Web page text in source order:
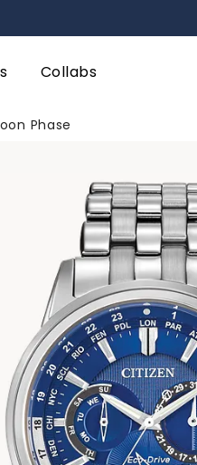
Collabs
Phase